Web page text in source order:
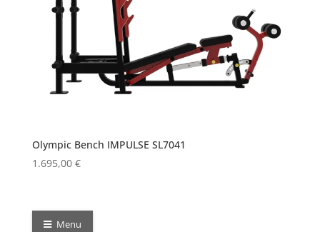
Olympic Bench IMPULSE SL7041
1.695,00 €
Menu